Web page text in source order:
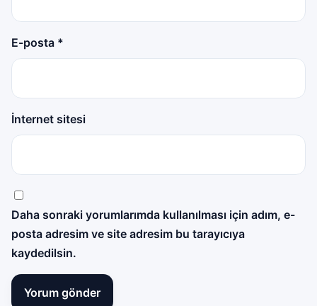
E-posta *
İnternet sitesi
Daha sonraki yorumlarımda kullanılması için adım, e-
posta adresim ve site adresim bu tarayıcıya
kaydedilsin.